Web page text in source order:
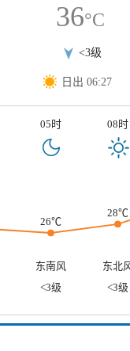
36°C
<3级
日出 06:27
05时 08时
26℃
28℃
东南风
东北
<3级 <3级